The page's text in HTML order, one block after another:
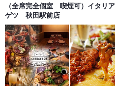
（全席完全個室 喫煙可）イタリ
ゲツ 秋田駅前店